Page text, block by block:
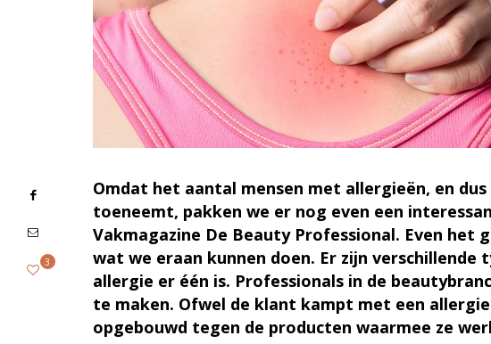
Omdat het aantal mensen met allergieën, en
toeneemt, pakken we er nog even een
Vakmagazine De Beauty Professional. Even het
wat we eraan kunnen doen. Er zijn verschillende
allergie er één is. Professionals in de
te maken. Ofwel de klant kampt met een
opgebouwd tegen de producten waarmee ze
3